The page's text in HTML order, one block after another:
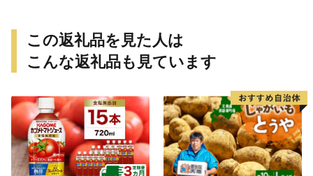
この返礼品を見た人は
こんな返礼品も見ています